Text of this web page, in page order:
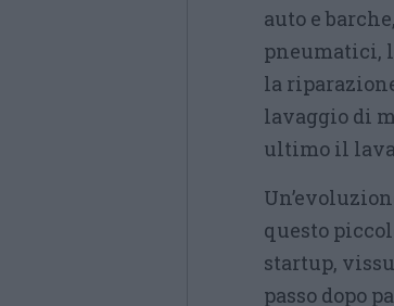
auto e
pneumatici,
la
lavaggio di
ultimo il
questo
startup,
passo dopo